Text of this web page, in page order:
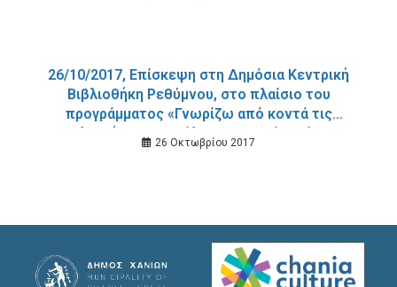
26/10/2017, Επίσκεψη στη Δημόσια Κεντρική
Βιβλιοθήκη Ρεθύμνου, στο πλαίσιο του
προγράμματος «Γνωρίζω από κοντά τις
Βιβλιοθήκες της πόλης μου και όχι μόνο».
26 Οκτωβρίου 2017